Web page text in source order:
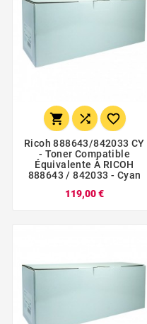
  
Ricoh 888643/842033 CY
- Toner Compatible
Équivalente À RICOH
888643 / 842033 - Cyan
119,00 €